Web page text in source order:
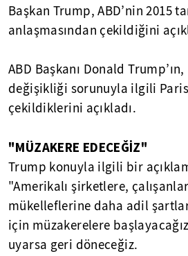
Başkan Trump, ABD’nin 2015
anlaşmasından çekildiğini
ABD Başkanı Donald
değişikliği sorunuyla ilgili Paris
çekildiklerini açıkladı.
"MÜZAKERE EDECEĞİZ"
Trump konuyla ilgili bir
"Amerikalı şirketlere,
mükelleflerine daha adil
için müzakerelere
uyarsa geri döneceğiz.